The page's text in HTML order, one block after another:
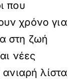
που
χρόνο για
στη ζωή
νέες
ανιαρή λίστα